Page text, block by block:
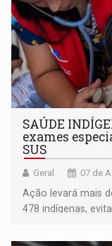
SAÚDE
exames
SUS
Geral 07 de
Ação levará mais
478 indígenas,